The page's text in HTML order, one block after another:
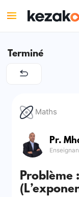
Terminé
Maths
Pr.
Problème